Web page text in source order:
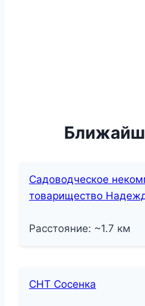
Садоводческое
товарищество
Расстояние: ~1.7 км
СНТ Сосенка